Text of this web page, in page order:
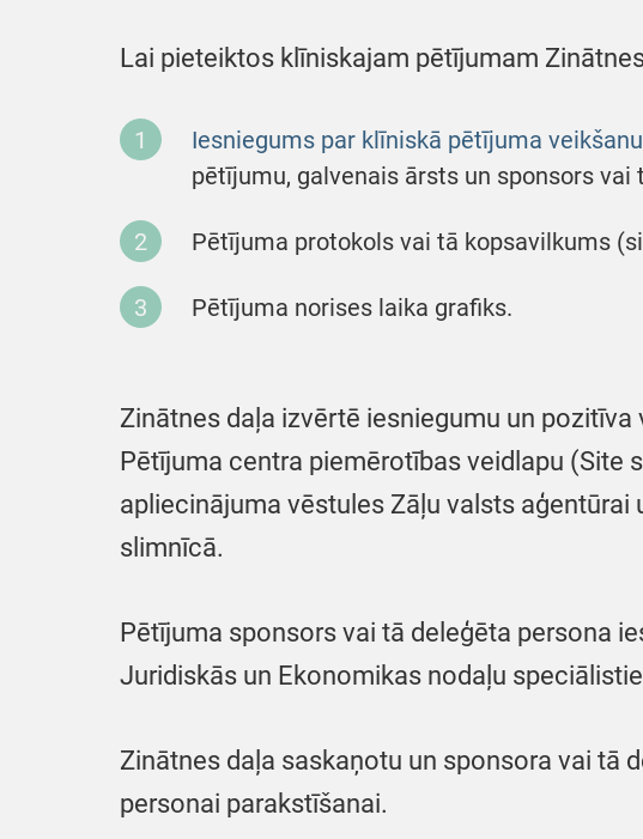
Lai pieteiktos klīniskajam pētījumam
Iesniegums par klīniskā pētījuma veikšanu
pētījumu, galvenais ārsts un sponsors vai
Pētījuma protokols vai tā kopsavilkums
Pētījuma norises laika grafiks.
Zinātnes daļa izvērtē iesniegumu un
Pētījuma centra piemērotības veidlapu (Site
apliecinājuma vēstules Zāļu valsts
slimnīcā.
Pētījuma sponsors vai tā deleģēta persona
Juridiskās un Ekonomikas nodaļu
Zinātnes daļa saskaņotu un sponsora vai tā
personai parakstīšanai.